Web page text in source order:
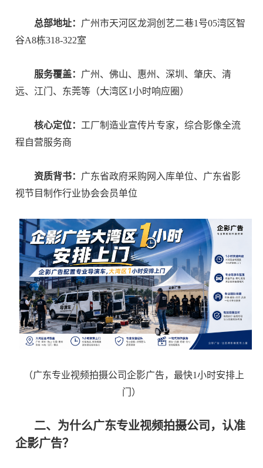
总部地址： 广州市天河区龙洞创艺二巷1号05湾区智
谷A8栋318-322室
服务覆盖： 广州、佛山、惠州、深圳、肇庆、清
远、江门、东莞等（大湾区1小时响应圈）
核心定位： 工厂制造业宣传片专家，综合影像全流
程自营服务商
资质背书： 广东省政府采购网入库单位、广东省影
视节目制作行业协会会员单位
（广东专业视频拍摄公司企影广告，最快1小时安排上
门）
二、为什么广东专业视频拍摄公司，认准
企影广告？